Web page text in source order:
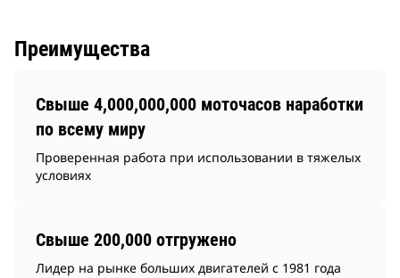
Преимущества
Свыше 4,000,000,000 моточасов наработки
по всему миру
Проверенная работа при использовании в тяжелых
условиях
Свыше 200,000 отгружено
Лидер на рынке больших двигателей с 1981 года